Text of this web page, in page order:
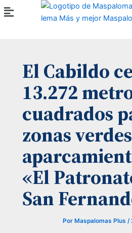
al
Menú
El Cabildo
13.272
cuadrados
zonas
«El
San
Por Maspalomas Plus /